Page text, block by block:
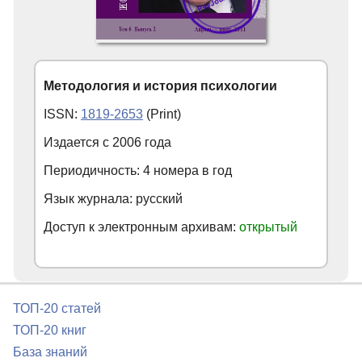
Методология и история психологии
ISSN: 1819-2653 (Print)
Издается с 2006 года
Периодичность: 4 номера в год
Язык журнала: русский
Доступ к электронным архивам: открытый
ТОП-20 статей
ТОП-20 книг
База знаний